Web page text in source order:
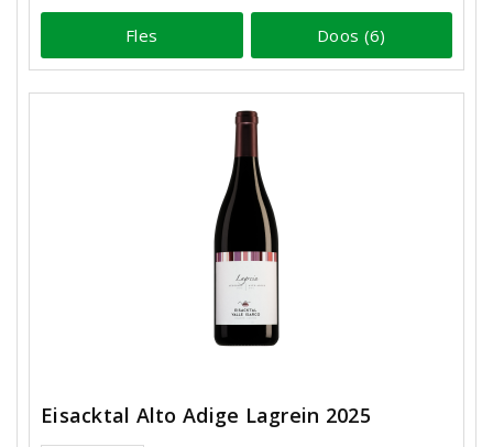
Fles Doos (6)
Eisacktal Alto Adige Lagrein 2025